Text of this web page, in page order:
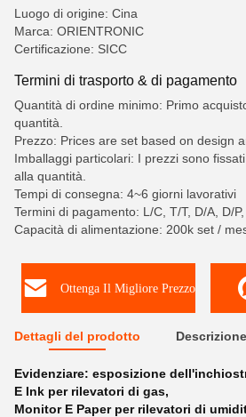
Luogo di origine: Cina
Marca: ORIENTRONIC
Certificazione: SICC
Termini di trasporto & di pagamento
Quantità di ordine minimo: Primo
quantità.
Prezzo: Prices are set based on design
Imballaggi particolari: I prezzi sono
alla quantità.
Tempi di consegna: 4~6 giorni lavorativi
Termini di pagamento: L/C, T/T, D/A, D/
Capacità di alimentazione: 200k set /
Ottenga Il Migliore Prezzo
Dettagli del prodotto
Evidenziare: esposizione
E Ink per rilevatori di gas,
Monitor E Paper per rilevatori di